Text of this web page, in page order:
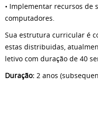
• Implementar recursos de
computadores.
Sua estrutura curricular é
estas distribuidas,
letivo com duração de 40
Duração: 2 anos